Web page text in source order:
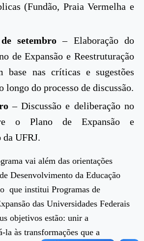
(Fundão, Praia Vermelha e
setembro– Elaboração do
de Expansão e Reestruturação
base nas críticas e sugestões
longo do processo de discussão.
– Discussão e deliberação no
o Plano de Expansão e
da UFRJ.
vai além das orientações
Desenvolvimento da Educação
que institui Programas de
das Universidades Federais
objetivos estão: unir a
la às transformações que a